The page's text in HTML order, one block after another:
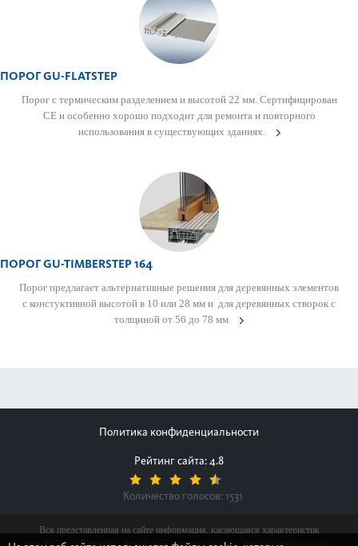
ПОРОГ GU-FLATSTEP
Порог с термическим разделением и высотой 22 мм. Сертифицирован
СЕ и особенно хорошо подходит для ремонта и повторного
использования в существующих зданиях.
ПОРОГ GU-TIMBERSTEP 164
Порог предлагает альтернативные решения для деревянных элементов
с констуктивной высотой в 10 или 28 мм и для деревянных створок с
толщиной от 56 до 78 мм
Политика конфиденциальности
Рейтинг сайта: 4.8
Количество голосов: 1531
Вся представленная на сайте информация, касающаяся характеристик